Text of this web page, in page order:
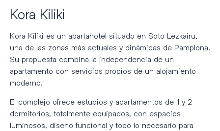
Kora Kiliki
Kora Kiliki es un apartahotel situado en Soto Lezkairu,
una de las zonas más actuales y dinámicas de Pamplona.
Su propuesta combina la independencia de un
apartamento con servicios propios de un alojamiento
moderno.
El complejo ofrece estudios y apartamentos de 1 y 2
dormitorios, totalmente equipados, con espacios
luminosos, diseño funcional y todo lo necesario para